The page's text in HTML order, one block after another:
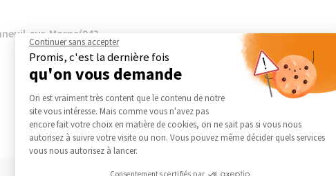
sur-Marne(943...
PLUS DE RÉALISATIONS D’AMÉNAGEMENT CUISINE
Continuer sans accepter
Promis, c'est la dernière fois
qu'on vous demande
Plateforme de Gestion du Consentement :
On est vraiment très content que le contenu de notre
site vous intéresse. Mais comme vous n'avez pas
encore fait votre choix en matière de cookies, on ne sait pas si vous nous
autorisez à suivre votre visite ou non. Vous pouvez même décider quels services
vous nous autorisez à lancer.
Axeptio consent